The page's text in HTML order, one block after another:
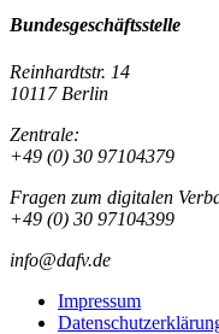
Bundesgeschäftsstelle
Reinhardtstr. 14
10117 Berlin
Zentrale:
+49 (0) 30 97104379
Fragen zum digitalen
+49 (0) 30 97104399
info@dafv.de
Impressum